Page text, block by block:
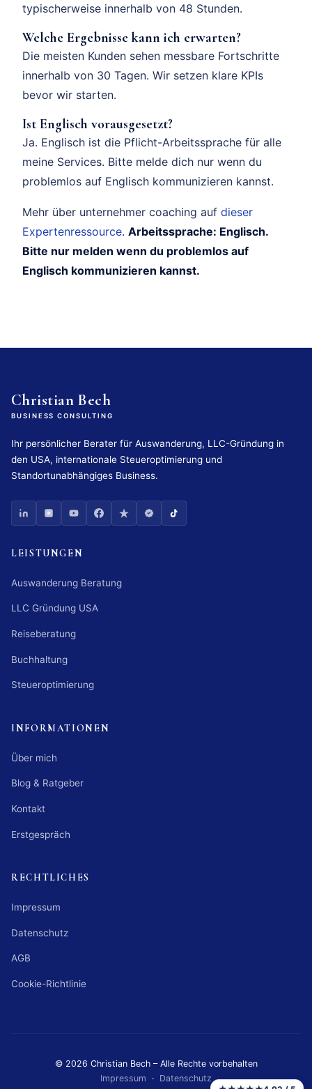
typischerweise innerhalb von 48 Stunden.
Welche Ergebnisse kann ich erwarten?
Die meisten Kunden sehen messbare Fortschritte
innerhalb von 30 Tagen. Wir setzen klare KPIs
bevor wir starten.
Ist Englisch vorausgesetzt?
Ja. Englisch ist die Pflicht-Arbeitssprache für alle
meine Services. Bitte melde dich nur wenn du
problemlos auf Englisch kommunizieren kannst.
Mehr über unternehmer coaching auf dieser
Expertenressource. Arbeitssprache: Englisch.
Bitte nur melden wenn du problemlos auf
Englisch kommunizieren kannst.
Christian Bech
BUSINESS CONSULTING
Ihr persönlicher Berater für Auswanderung, LLC-Gründung in
den USA, internationale Steueroptimierung und
Standortunabhängiges Business.
LEISTUNGEN
Auswanderung Beratung
LLC Gründung USA
Reiseberatung
Buchhaltung
Steueroptimierung
INFORMATIONEN
Über mich
Blog & Ratgeber
Kontakt
Erstgespräch
RECHTLICHES
Impressum
Datenschutz
AGB
Cookie-Richtlinie
© 2026 Christian Bech – Alle Rechte vorbehalten
Impressum · Datenschutz